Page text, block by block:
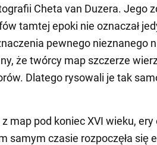
Cheta van Duzera. Jego
tamtej epoki nie oznaczał
pewnego nieznanego
że twórcy map szczerze
Dlatego rysowali je tak
map pod koniec XVI wieku, ery
samym czasie rozpoczęła się